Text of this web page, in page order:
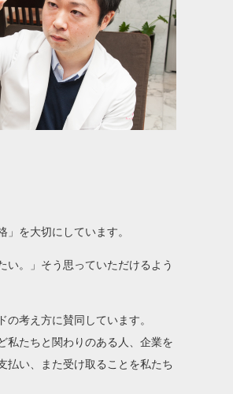
を大切にしています。
い。」そう思っていただけるよう
考え方に賛同しています。
私たちと関わりのある人、企業を
払い、また受け取ることを私たち